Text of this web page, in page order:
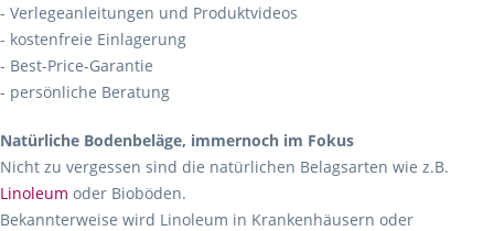
- Verlegeanleitungen und Produktvideos
- kostenfreie Einlagerung
- Best-Price-Garantie
- persönliche Beratung
Natürliche Bodenbeläge, immernoch im Fokus
Nicht zu vergessen sind die natürlichen Belagsarten wie z.B.
Linoleum oder Bioböden.
Bekannterweise wird Linoleum in Krankenhäusern oder